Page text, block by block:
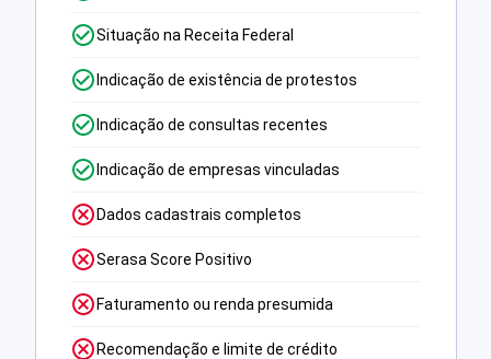
Situação na Receita Federal
Indicação de existência de protestos
Indicação de consultas recentes
Indicação de empresas vinculadas
Dados cadastrais completos
Serasa Score Positivo
Faturamento ou renda presumida
Recomendação e limite de crédito